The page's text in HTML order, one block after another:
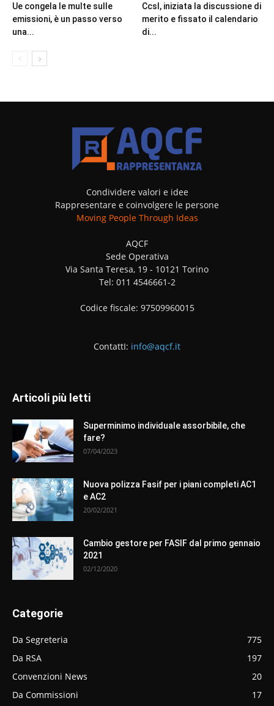
Ue congela le multe sulle
emissioni, è un passo verso
una...
Ccsl, iniziata la discussione di
merito e fissato il calendario
di...
Condividere valori e idee
Rappresentare e coinvolgere le persone
Moving People Through Ideas
AQCF
Sede Operativa
Via Santa Teresa, 19 - 10121 Torino
Tel: 011 4546661-2
Codice fiscale: 97509960015
ContattI: info@aqcf.it
Articoli più letti
Superminimo individuale assorbibile, che
fare?
07/04/2023
Nuova polizza Fasif per i piani completi AC1
e AC2
20/02/2021
Cambio gestore per FASIF dal primo gennaio
2021
02/12/2020
Categorie
Da Segreteria
775
Da RSA
197
Convenzioni News
20
Da Commissioni
17